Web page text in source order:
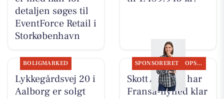
detaljen søges til
EventForce Retail i
Storkøbenhavn
BOLIGMARKED
Lykkegårdsvej 20 i
Aalborg er solgt
SPONSORERET OPSLAGSTAVLEN
Skott Aalborg har
Fransa-nyhed klar